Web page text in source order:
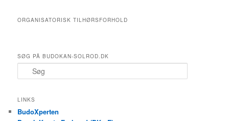
ORGANISATORISK TILHØRSFORHOLD
SØG PÅ BUDOKAN-SOLROD.DK
ø
LINKS
BudoXperten